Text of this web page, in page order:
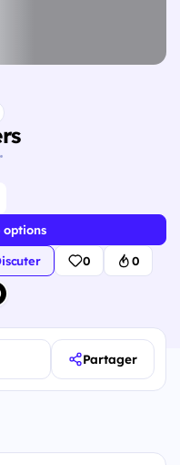
options
0 0
Partager